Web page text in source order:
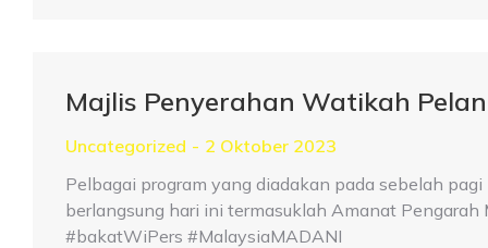
Majlis Penyerahan Watikah
Uncategorized
2 Oktober 2023
Pelbagai program yang diadakan pada sebelah
berlangsung hari ini termasuklah Amanat
#bakatWiPers #MalaysiaMADANI